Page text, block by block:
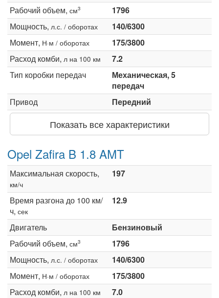
Рабочий объем, см3
1796
Мощность, л.с. / оборотах
140/6300
Момент, Н·м / оборотах
175/3800
Расход комби, л на 100 км
7.2
Тип коробки передач
Механическая, 5
передач
Привод
Передний
Показать все характеристики
Opel Zafira B 1.8 AMT
Максимальная скорость,
км/ч
197
Время разгона до 100 км/
ч, сек
12.9
Двигатель
Бензиновый
Рабочий объем, см3
1796
Мощность, л.с. / оборотах
140/6300
Момент, Н·м / оборотах
175/3800
Расход комби, л на 100 км
7.0